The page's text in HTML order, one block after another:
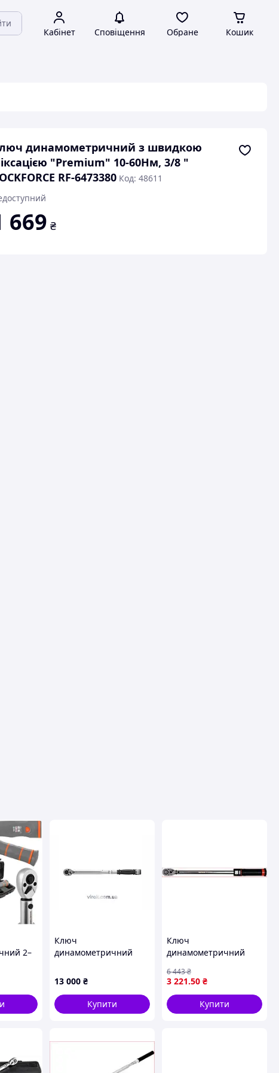
Кабінет Сповіщення Обране Кошик
динамометричний з швидкою
"Premium" 10-60Нм, 3/8 "
RF-6473380 Код: 48611
669 ₴
2–
Ключ
динамометричний
100- 500 Нм, L= 865 мм
[4]
13 000 ₴
Купити
Ключ
динамометричний
автосервісу 20-220 Нм
з оглядовим вікном
495 мм
3 221.50 ₴
6 443₴
Купити